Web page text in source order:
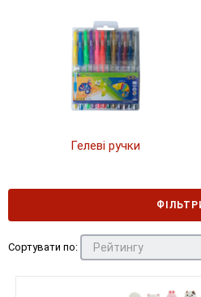
Гелеві ручки
Сортувати по: